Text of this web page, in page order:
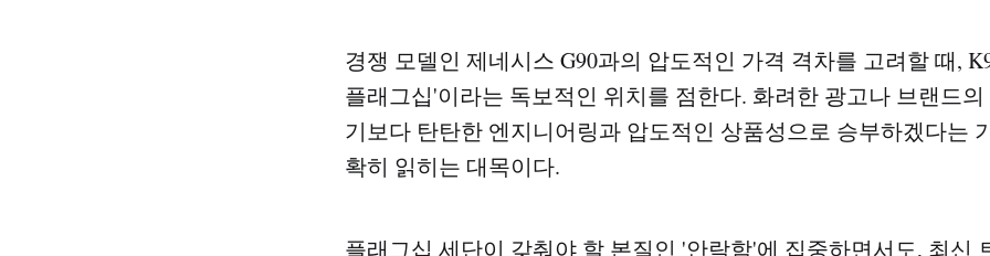
경쟁 모델인 제네시스 G90과의 압도적인 가격 격차를 고려할 때,
플래그십'이라는 독보적인 위치를 점한다. 화려한 광고나 브랜드
기보다 탄탄한 엔지니어링과 압도적인 상품성으로 승부하겠다는
확히 읽히는 대목이다.
플래그십 세단이 갖춰야 할 본질인 '안락함'에 집중하면서도, 최신